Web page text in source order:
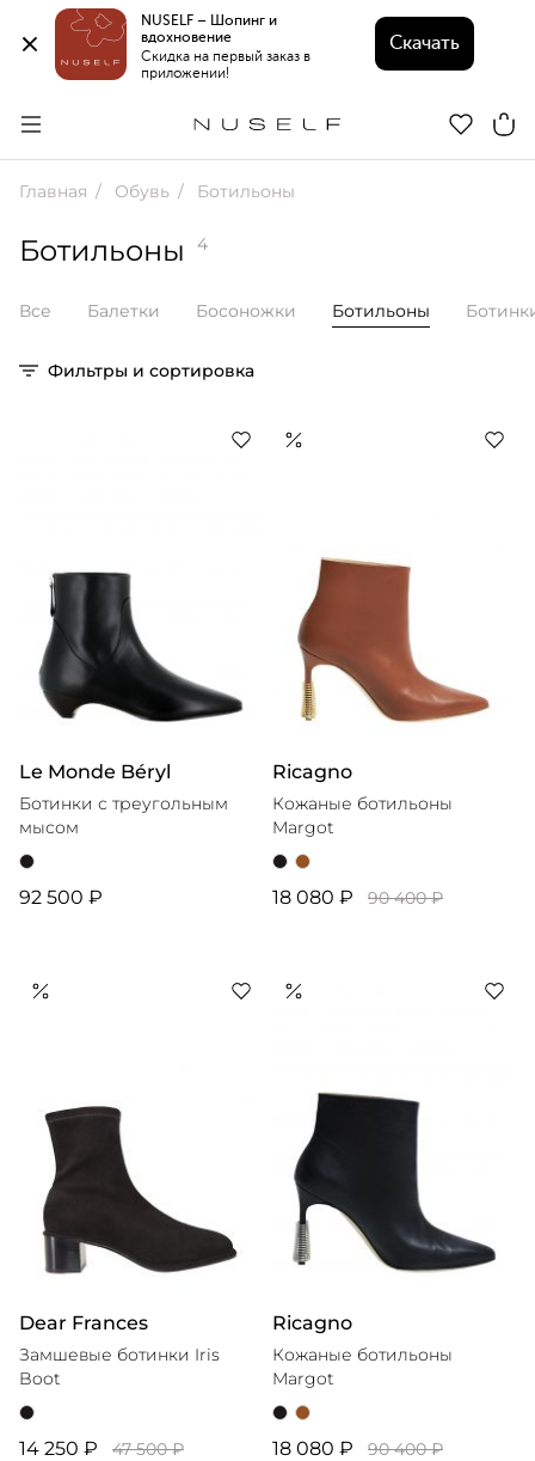
NUSELF – Шопинг и
вдохновение
Скидка на первый заказ в
приложении!
Скачать
Главная Обувь Ботильоны
Ботильоны 4
Все Балетки Босоножки Ботильоны
Фильтры и сортировка
Le Monde Béryl
Ботинки с треугольным
мысом
92 500 ₽
Ricagno
Кожаные ботильоны
Margot
18 080 ₽ 90 400 ₽
Dear Frances
Замшевые ботинки Iris
Boot
14 250 ₽ 47 500 ₽
Ricagno
Кожаные ботильоны
Margot
18 080 ₽ 90 400 ₽